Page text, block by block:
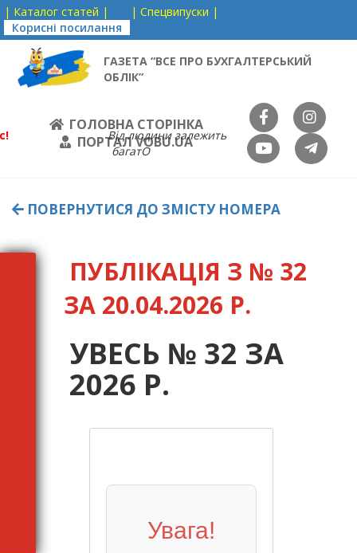
| Каталог статей |
| Спецвипуски |
Корисні посилання
ГАЗЕТА “ВСЕ ПРО БУХГАЛТЕРСЬКИЙ
ОБЛІК”
ГОЛОВНА СТОРІНКА
ПОРТАЛ VOBU.UA
Від людини залежить
багатО
ПОВЕРНУТИСЯ ДО ЗМІСТУ НОМЕРА
ПУБЛІКАЦІЯ З № 32
ЗА 20.04.2026 Р.
УВЕСЬ № 32 ЗА
2026 Р.
Увага!